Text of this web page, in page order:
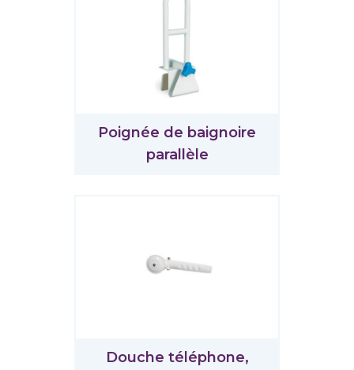
Poignée de baignoire
parallèle
Douche téléphone,